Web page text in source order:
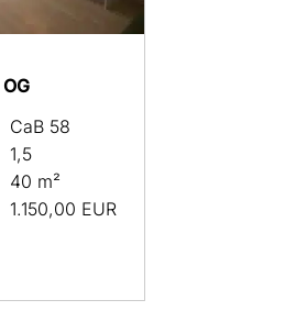
CaB 58
1,5
40 m²
1.150,00 EUR